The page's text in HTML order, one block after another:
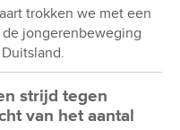
trokken we met een
jongerenbeweging
strijd tegen
van het aantal